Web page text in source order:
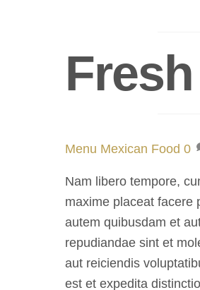
Menu Mexican Food 0
Nam libero tempore,
maxime placeat facere
autem quibusdam et
repudiandae sint et
aut reiciendis
est et expedita